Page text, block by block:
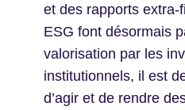
et des rapports
ESG font désormais
valorisation par les
institutionnels, il est
d’agir et de rendre